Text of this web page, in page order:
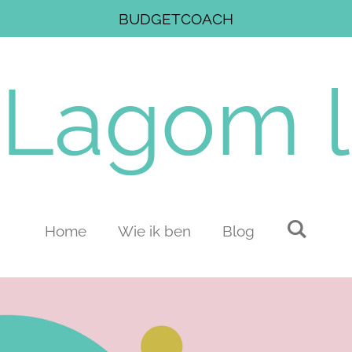
BUDGETCOACH
Lagom
Home Wie ik ben Blog